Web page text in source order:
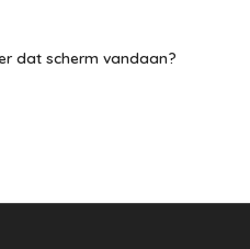
dat scherm vandaan?